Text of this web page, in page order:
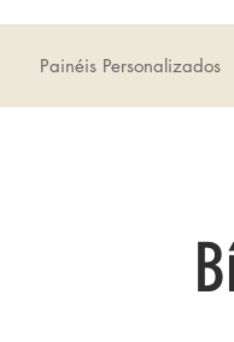
Painéis Personalizados